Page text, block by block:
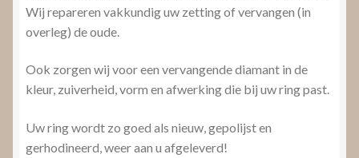
Wij repareren vakkundig uw zetting of vervangen (in
overleg) de oude.
Ook zorgen wij voor een vervangende diamant in de
kleur, zuiverheid, vorm en afwerking die bij uw ring past.
Uw ring wordt zo goed als nieuw, gepolijst en
gerhodineerd, weer aan u afgeleverd!